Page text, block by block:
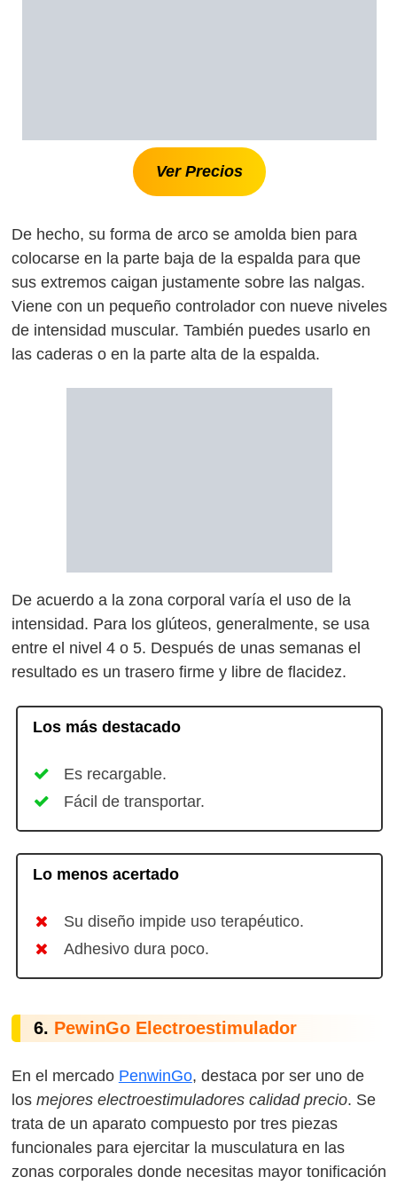
Ver Precios
De hecho, su forma de arco se amolda bien para
colocarse en la parte baja de la espalda para que
sus extremos caigan justamente sobre las nalgas.
Viene con un pequeño controlador con nueve niveles
de intensidad muscular. También puedes usarlo en
las caderas o en la parte alta de la espalda.
De acuerdo a la zona corporal varía el uso de la
intensidad. Para los glúteos, generalmente, se usa
entre el nivel 4 o 5. Después de unas semanas el
resultado es un trasero firme y libre de flacidez.
Los más destacado
Es recargable.
Fácil de transportar.
Lo menos acertado
Su diseño impide uso terapéutico.
Adhesivo dura poco.
6. PewinGo Electroestimulador
En el mercado PenwinGo, destaca por ser uno de
los mejores electroestimuladores calidad precio. Se
trata de un aparato compuesto por tres piezas
funcionales para ejercitar la musculatura en las
zonas corporales donde necesitas mayor tonificación